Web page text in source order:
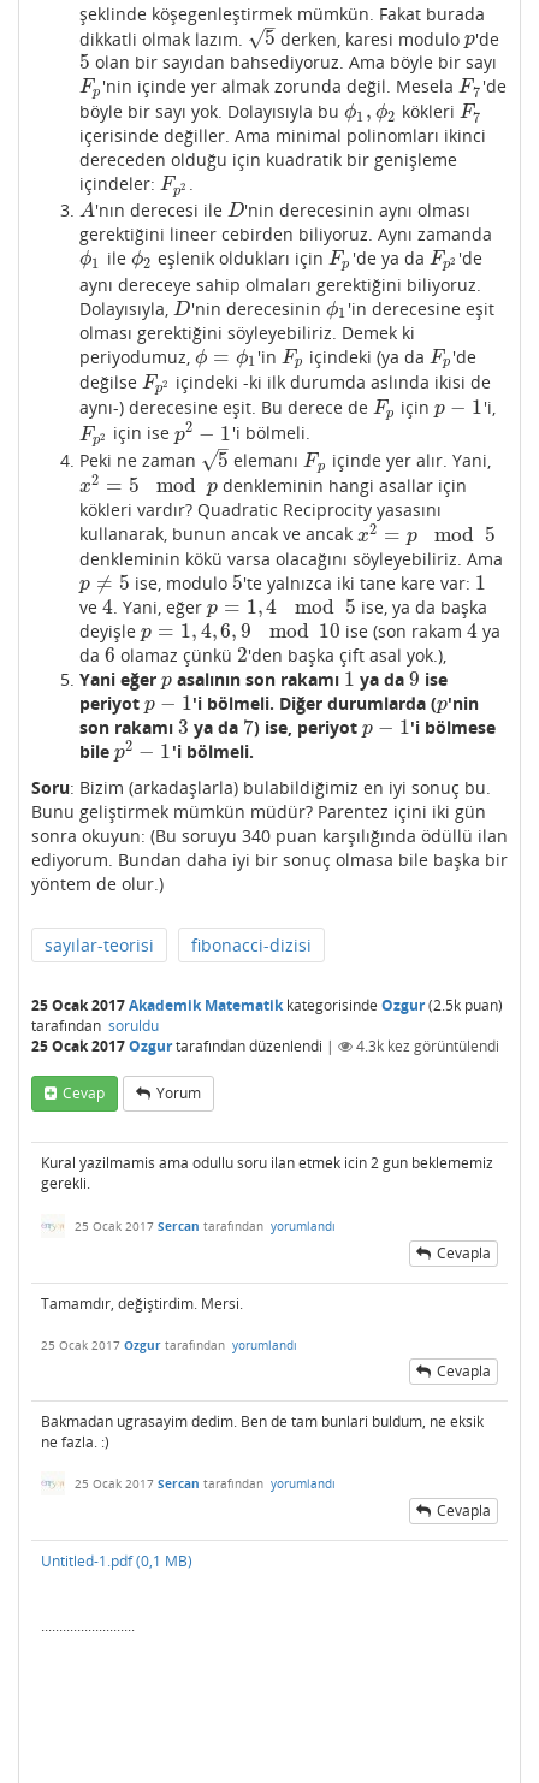
şeklinde köşegenleştirmek mümkün. Fakat burada
dikkatli olmak lazım.
5
–
√
5 derken, karesi modulop
p'de
5
5 olan bir sayıdan bahsediyoruz. Ama böyle bir sayı
Fp
Fp 'nin içinde yer almak zorunda değil. MeselaF7
F7 'de
böyle bir sayı yok. Dolayısıyla bu ϕ1 , ϕ2
ϕ1 ϕ2 kökleri F7
F7
içerisinde değiller. Ama minimal polinomları ikinci
dereceden olduğu için kuadratik bir genişleme
içindeler: Fp2
Fp2 .
A
A 'nın derecesi ile D
D 'nin derecesinin aynı olması
gerektiğini lineer cebirden biliyoruz. Aynı zamanda
ϕ1
ϕ1 ile ϕ2
ϕ2 eşlenik oldukları içinFp
Fp 'de ya da Fp2
Fp2 'de
aynı dereceye sahip olmaları gerektiğini biliyoruz.
Dolayısıyla, D
D 'nin derecesinin ϕ1
ϕ1 'in derecesine eşit
olması gerektiğini söyleyebiliriz. Demek ki
periyodumuz, ϕ = ϕ1
ϕ= ϕ1 'in Fp
Fp içindeki (ya da Fp
Fp 'de
değilse Fp2
Fp2 içindeki -ki ilk durumda aslında ikisi de
aynı-) derecesine eşit. Bu derece de Fp
Fp içinp − 1
p −1 'i,
Fp2
Fp2 için isep2 − 1
p2 −1
'i bölmeli.
Peki ne zaman
5
–
√
5 elemanıFp
Fp içinde yer alır. Yani,
x2 = 5 mod p
x2= 5mod p
denkleminin hangi asallar için
kökleri vardır? Quadratic Reciprocity yasasını
kullanarak, bunun ancak ve ancak x2 = p mod 5
x2= pmod
5
denkleminin kökü varsa olacağını söyleyebiliriz. Ama
p ≠ 5
p ≠5 ise, modulo 5
5'te yalnızca iki tane kare var: 1
1
ve 4
4. Yani, eğer p = 1,4 mod 5
p=1, 4mod 5
ise, ya da başka
deyişle p = 1,4,6, 9 mod 10
p =1, 4,6 9mod10 ise (son rakam4
4 ya
da 6
6 olamaz çünkü 2
2'den başka çift asal yok.),
Yani eğer p
pasalının son rakamı 1
1 ya da 9
9 ise
periyot p − 1
p −1 'i bölmeli. Diğer durumlarda (p
p'nin
son rakamı 3
3 ya da 7
7) ise, periyot p − 1
p−1
'i bölmese
bile p2 − 1
p2 −1
'i bölmeli.
Soru: Bizim (arkadaşlarla) bulabildiğimiz en iyi sonuç bu.
Bunu geliştirmek mümkün müdür? Parentez içini iki gün
sonra okuyun: (Bu soruyu 340 puan karşılığında ödüllü ilan
ediyorum. Bundan daha iyi bir sonuç olmasa bile başka bir
yöntem de olur.)
sayılar-teorisi fibonacci-dizisi
25 Ocak 2017Akademik Matematikkategorisinde Ozgur(2.5k puan)
tarafından soruldu
25 Ocak 2017Ozgurtarafındandüzenlendi | 4.3k kez görüntülendi
Cevap Yorum
Kural yazilmamis ama odullu soru ilan etmek icin 2 gun beklememiz
gerekli.
25 Ocak 2017 Sercan tarafından yorumlandı
Cevapla
Tamamdır, değiştirdim. Mersi.
25 Ocak 2017 Ozgur tarafından yorumlandı
Cevapla
Bakmadan ugrasayim dedim. Ben de tam bunlari buldum, ne eksik
ne fazla. :)
25 Ocak 2017 Sercan tarafından yorumlandı
Cevapla
Untitled-1.pdf (0,1 MB)
..........................